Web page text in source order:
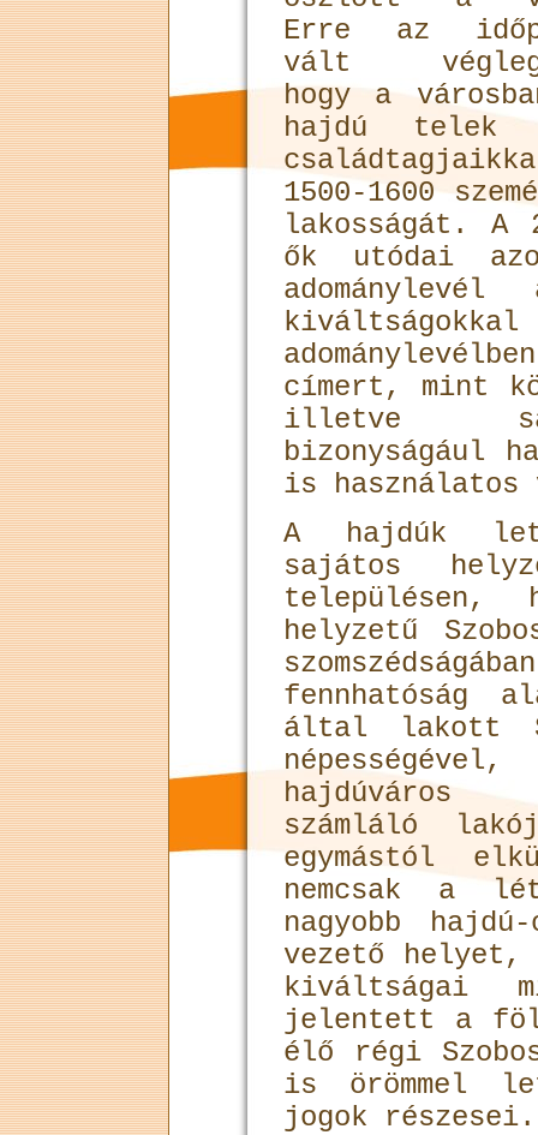
Erre az
vált
hogy a
hajdú telek
1500-1600
lakosságát. A
ők utódai
adománylevél
címert, mint
illetve
bizonyságául
is használatos
A hajdúk
sajátos
településen,
helyzetű
fennhatóság
által lakott
hajdúváros
számláló
egymástól
nemcsak a
nagyobb
vezető helyet,
kiváltságai
jelentett a
élő régi
is örömmel
jogok részesei.